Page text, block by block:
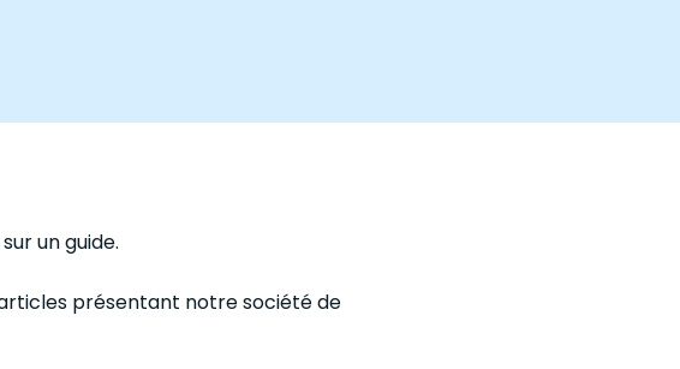
un guide.
présentant notre société de